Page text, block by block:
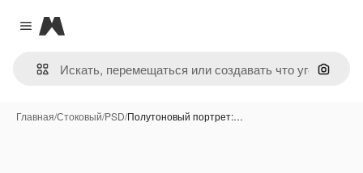
Close menu
Magnific
Поиск
Главная/Стоковый/PSD/Полутоновый портрет:…